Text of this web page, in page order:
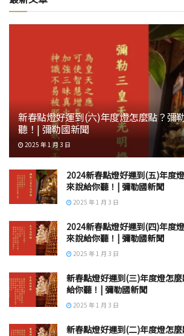
新春點燈好運到(六)年度燈怎麼點？彌
聽！| 彌勒國新聞
2025 年 1 月 3 日
2024新春點燈好運到(五)年度
來說給你聽！| 彌勒國新聞
2025 年 1 月 3 日
2024新春點燈好運到(四)年度
來說給你聽！| 彌勒國新聞
2025 年 1 月 3 日
新春點燈好運到(三)年度燈怎
給你聽！| 彌勒國新聞
2025 年 1 月 3 日
新春點燈好運到(二)年度燈怎